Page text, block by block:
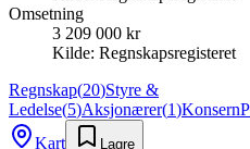
Omsetning
3 209 000 kr
Kilde: Regnskapsregisteret
Regnskap(20)Styre &
Ledelse(5)Aksjonærer(1)Konsern
Kart
Lagre